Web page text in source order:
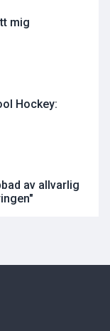
mig
Hockey:
av allvarlig